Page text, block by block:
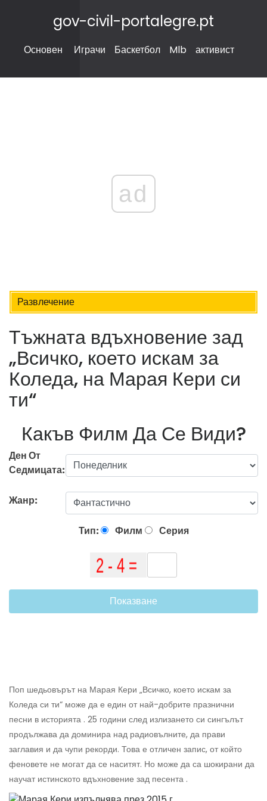
gov-civil-portalegre.pt
Основен Играчи Баскетбол Mlb активист
ad
Развлечение
Тъжната вдъхновение зад
„Всичко, което искам за
Коледа, на Марая Кери си
ти“
Какъв Филм Да Се Види?
Ден От
Седмицата:
Жанр:
Тип: Филм Серия
Показване
Поп шедьовърът на Марая Кери „Всичко, което искам за
Коледа си ти“ може да е един от най-добрите празнични
песни в историята . 25 години след излизането си сингълът
продължава да доминира над радиовълните, да прави
заглавия и да чупи рекорди. Това е отличен запис, от който
феновете не могат да се наситят. Но може да са шокирани да
научат истинското вдъхновение зад песента .